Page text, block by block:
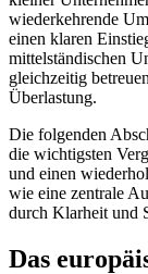
wiederkehrende
einen klaren
mittelständischen
gleichzeitig
Überlastung.
Die folgenden
die wichtigsten
und einen
wie eine zentrale
durch Klarheit und
Das